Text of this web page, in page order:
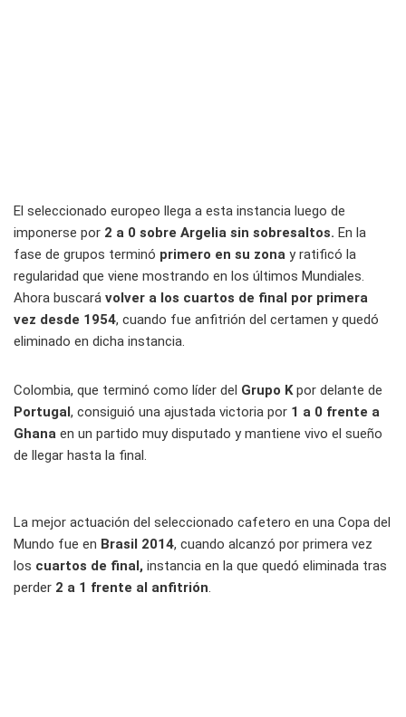
El seleccionado europeo llega a esta instancia luego de
imponerse por 2 a 0 sobre Argelia sin sobresaltos. En la
fase de grupos terminó primero en su zona y ratificó la
regularidad que viene mostrando en los últimos Mundiales.
Ahora buscará volver a los cuartos de final por primera
vez desde 1954, cuando fue anfitrión del certamen y quedó
eliminado en dicha instancia.
Colombia, que terminó como líder del Grupo Kpor delante de
Portugal, consiguió una ajustada victoria por 1 a 0 frente a
Ghana en un partido muy disputado y mantiene vivo el sueño
de llegar hasta la final.
La mejor actuación del seleccionado cafetero en una Copa del
Mundo fue en Brasil 2014, cuando alcanzó por primera vez
los cuartos de final, instancia en la que quedó eliminada tras
perder 2 a 1 frente al anfitrión.